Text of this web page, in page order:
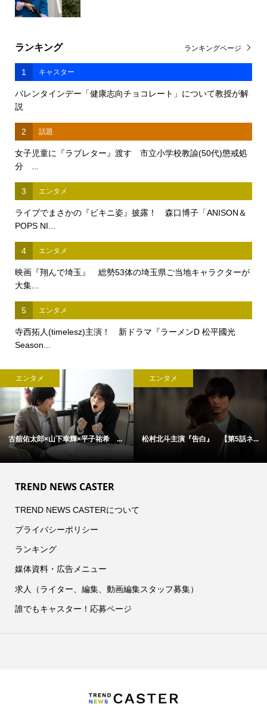
ランキング
1 キャスター
バレンタインデー「健康志向チョコレート」について教授が解
説
2 話題
女子児童に『ラブレター』渡す 市立小学校教諭(50代)懲戒処
分 ...
3 エンタメ
ライブでまさかの『ビキニ姿』披露！ 森口博子「ANISON＆
POPS NI...
4 エンタメ
映画『翔んで埼玉』 総勢53体の埼玉県ご当地キャラクターが
大集...
5 エンタメ
寺西拓人(timelesz)主演！ 新ドラマ『ラーメンD 松平國光
Season...
ランキングページ
エンタメ
古舘佑太郎×山下幸輝×平子祐希 ...
エンタメ
松村北斗主演『告白』 【第5話ネ...
TREND NEWS CASTER
TREND NEWS CASTERについて
プライバシーポリシー
ランキング
媒体資料・広告メニュー
求人（ライター、編集、動画編集スタッフ募集）
誰でもキャスター！応募ページ